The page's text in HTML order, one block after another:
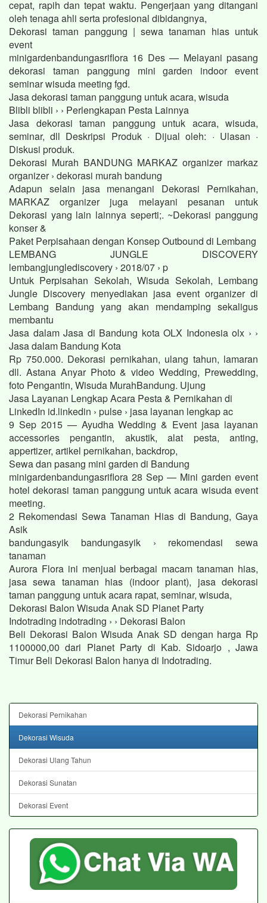
cepat, rapih dan tepat waktu. Pengerjaan yang ditangani
oleh tenaga ahli serta profesional dibidangnya,
Dekorasi taman panggung | sewa tanaman hias untuk
event
minigardenbandungasriflora 16 Des — Melayani pasang
dekorasi taman panggung mini garden indoor event
seminar wisuda meeting fgd.
Jasa dekorasi taman panggung untuk acara, wisuda
Blibli blibli › › Perlengkapan Pesta Lainnya
Jasa dekorasi taman panggung untuk acara, wisuda,
seminar, dll Deskripsi Produk · Dijual oleh: · Ulasan ·
Diskusi produk.
Dekorasi Murah BANDUNG MARKAZ organizer markaz
organizer › dekorasi murah bandung
Adapun selain jasa menangani Dekorasi Pernikahan,
MARKAZ organizer juga melayani pesanan untuk
Dekorasi yang lain lainnya seperti;. ~Dekorasi panggung
konser &
Paket Perpisahaan dengan Konsep Outbound di Lembang
LEMBANG JUNGLE DISCOVERY
lembangjunglediscovery › 2018/07 › p
Untuk Perpisahan Sekolah, Wisuda Sekolah, Lembang
Jungle Discovery menyediakan jasa event organizer di
Lembang Bandung yang akan mendamping sekaligus
membantu
Jasa dalam Jasa di Bandung kota OLX Indonesia olx › ›
Jasa dalam Bandung Kota
Rp 750.000. Dekorasi pernikahan, ulang tahun, lamaran
dll. Astana Anyar Photo & video Wedding, Prewedding,
foto Pengantin, Wisuda MurahBandung. Ujung
Jasa Layanan Lengkap Acara Pesta & Pernikahan di
LinkedIn id.linkedin › pulse › jasa layanan lengkap ac
9 Sep 2015 — Ayudha Wedding & Event jasa layanan
accessories pengantin, akustik, alat pesta, anting,
appertizer, artikel pernikahan, backdrop,
Sewa dan pasang mini garden di Bandung
minigardenbandungasriflora 28 Sep — Mini garden event
hotel dekorasi taman panggung untuk acara wisuda event
meeting.
2 Rekomendasi Sewa Tanaman Hias di Bandung, Gaya
Asik
bandungasyik bandungasyik › rekomendasi sewa
tanaman
Aurora Flora ini menjual berbagai macam tanaman hias,
jasa sewa tanaman hias (indoor plant), jasa dekorasi
taman panggung untuk acara rapat, seminar, wisuda,
Dekorasi Balon Wisuda Anak SD Planet Party
Indotrading indotrading › › Dekorasi Balon
Beli Dekorasi Balon Wisuda Anak SD dengan harga Rp
1100000,00 dari Planet Party di Kab. Sidoarjo , Jawa
Timur Beli Dekorasi Balon hanya di Indotrading.
Dekorasi Pernikahan
Dekorasi Wisuda
Dekorasi Ulang Tahun
Dekorasi Sunatan
Dekorasi Event